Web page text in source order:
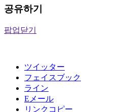
공유하기
팝업닫기
ツイッター
フェイスブック
ライン
Eメール
リンクコピー